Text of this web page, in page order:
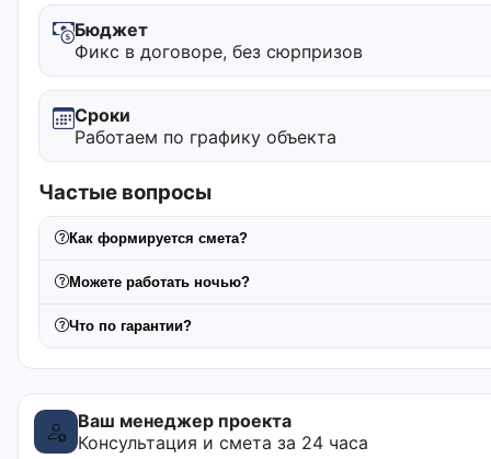
Бюджет
Фикс в договоре, без сюрпризов
Сроки
Работаем по графику объекта
Частые вопросы
Как формируется смета?
Можете работать ночью?
Что по гарантии?
Ваш менеджер проекта
Консультация и смета за 24 часа